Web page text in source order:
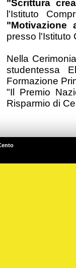
"Scrittura
l'Istituto
"Motivazione
presso l'Istituto
Nella
studentessa
Formazione
"Il Premio
Risparmio di